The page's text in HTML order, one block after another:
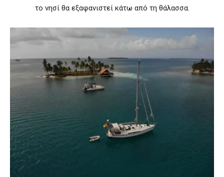
το νησί θα εξαφανιστεί κάτω από τη θάλασσα.